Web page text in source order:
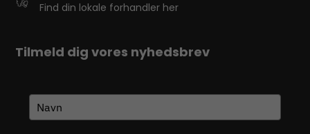
Find din lokale forhandler her
Tilmeld dig vores nyhedsbrev